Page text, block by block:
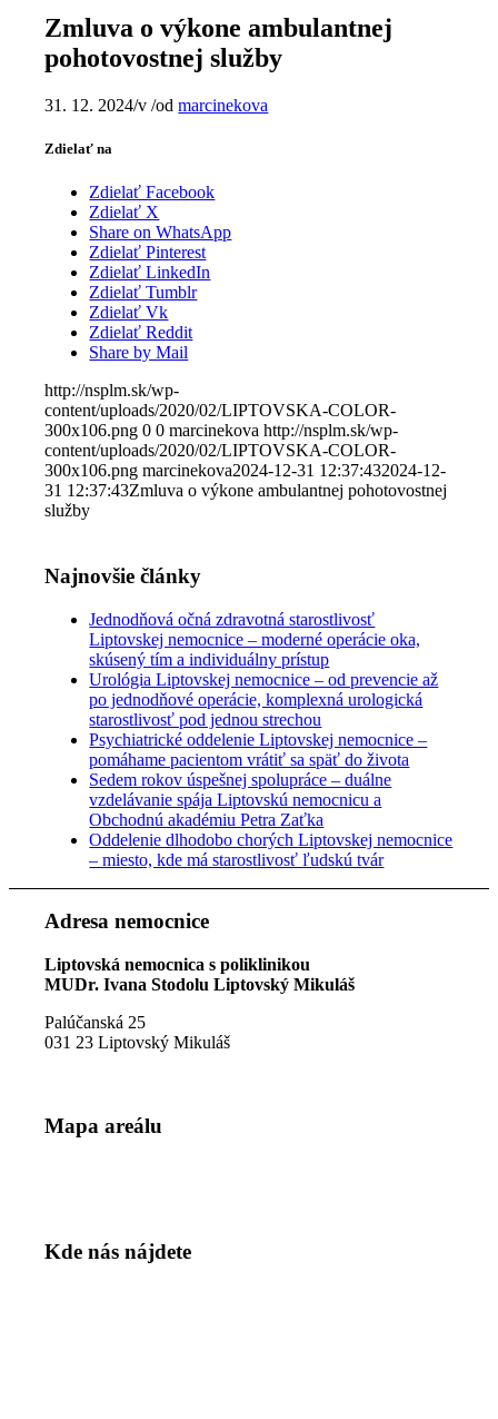
Zmluva o výkone ambulantnej
pohotovostnej služby
31. 12. 2024/v/odmarcinekova
Zdielať na
Zdielať Facebook
Zdielať X
Share on WhatsApp
Zdielať Pinterest
Zdielať LinkedIn
Zdielať Tumblr
Zdielať Vk
Zdielať Reddit
Share by Mail
http://nsplm.sk/wp-
content/uploads/2020/02/LIPTOVSKA-COLOR-
300x106.png 0 0 marcinekova http://nsplm.sk/wp-
content/uploads/2020/02/LIPTOVSKA-COLOR-
300x106.png marcinekova2024-12-31 12:37:432024-12-
31 12:37:43Zmluva o výkone ambulantnej pohotovostnej
služby
Najnovšie články
Jednodňová očná zdravotná starostlivosť
Liptovskej nemocnice – moderné operácie oka,
skúsený tím a individuálny prístup
Urológia Liptovskej nemocnice – od prevencie až
po jednodňové operácie, komplexná urologická
starostlivosť pod jednou strechou
Psychiatrické oddelenie Liptovskej nemocnice –
pomáhame pacientom vrátiť sa späť do života
Sedem rokov úspešnej spolupráce – duálne
vzdelávanie spája Liptovskú nemocnicu a
Obchodnú akadémiu Petra Zaťka
Oddelenie dlhodobo chorých Liptovskej nemocnice
– miesto, kde má starostlivosť ľudskú tvár
Adresa nemocnice
Liptovská nemocnica s poliklinikou
MUDr. Ivana Stodolu Liptovský Mikuláš
Palúčanská 25
031 23 Liptovský Mikuláš
Mapa areálu
Kde nás nájdete